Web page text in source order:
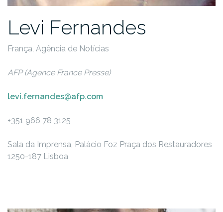
Levi Fernandes
França, Agência de Notícias
AFP (Agence France Presse)
levi.fernandes@afp.com
+351 966 78 3125
Sala da Imprensa, Palácio Foz Praça dos Restauradores
1250-187 Lisboa